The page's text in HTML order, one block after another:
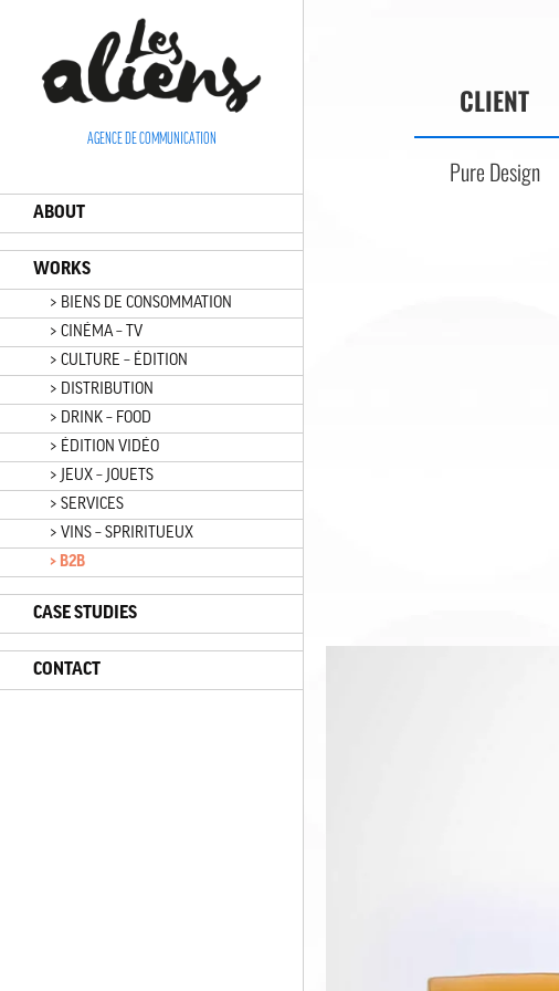
AGENCE DE COMMUNICATION
ABOUT
WORKS
> BIENS DE CONSOMMATION
> CINÉMA – TV
> CULTURE – ÉDITION
> DISTRIBUTION
> DRINK – FOOD
> ÉDITION VIDÉO
> JEUX – JOUETS
> SERVICES
> VINS – SPRIRITUEUX
> B2B
CASE STUDIES
CONTACT
CLIENT
Pure Design